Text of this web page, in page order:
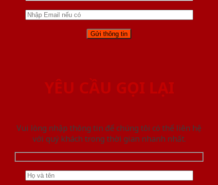
YÊU CẦU GỌI LẠI
Vui lòng nhập thông tin để chúng tôi có thể liên hệ
với quý khách trong thời gian nhanh nhất.